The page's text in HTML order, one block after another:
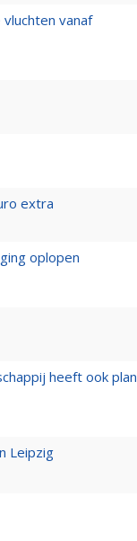
vanaf
extra
oplopen
heeft ook plan
Leipzig